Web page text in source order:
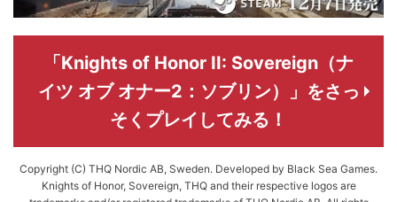
「Knights of Honor II: Sovereign（ナ
イツ オブ オナー2：ソブリン）」をさっ
そくプレイしてみる！
Copyright (C) THQ Nordic AB, Sweden. Developed by Black Sea Games.
Knights of Honor, Sovereign, THQ and their respective logos are